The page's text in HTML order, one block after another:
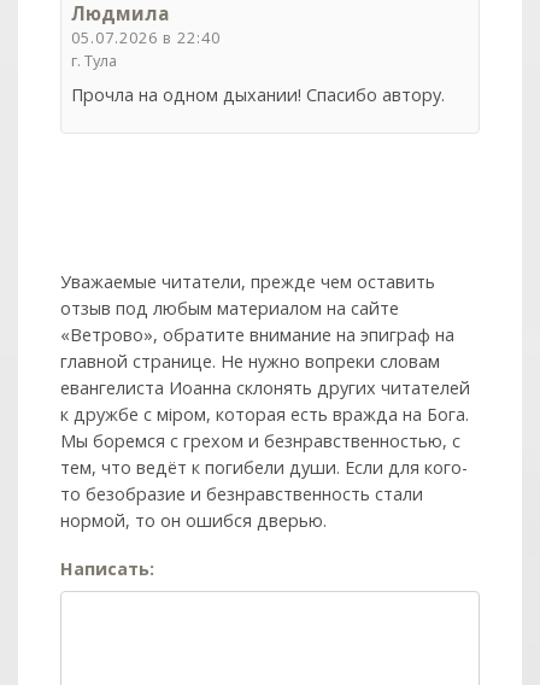
Людмила
05.07.2026 в 22:40
г. Тула
Прочла на одном дыхании! Спасибо автору.
Уважаемые читатели, прежде чем оставить
отзыв под любым материалом на сайте
«Ветрово», обратите внимание на эпиграф на
главной странице. Не нужно вопреки словам
евангелиста Иоанна склонять других читателей
к дружбе с мiром, которая есть вражда на Бога.
Мы боремся с грехом и без­нрав­ствен­ностью, с
тем, что ведёт к погибели души. Если для кого-
то безобразие и безнравственность стали
нормой, то он ошибся дверью.
Написать: